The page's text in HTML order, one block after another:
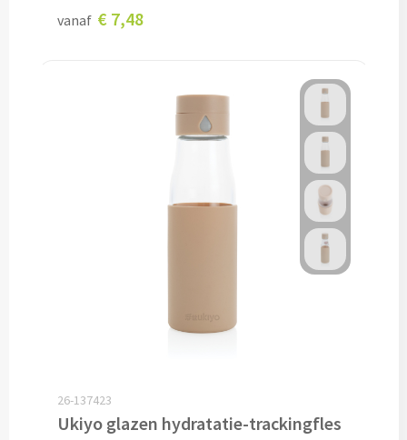
Overige schrijfwaren
Markeerstiften bedrukken
Notitieboekjes bedrukken
Schrijfmappen bedrukken
vanaf € 7,48
26-137423
Ukiyo glazen hydratatie-trackingfles